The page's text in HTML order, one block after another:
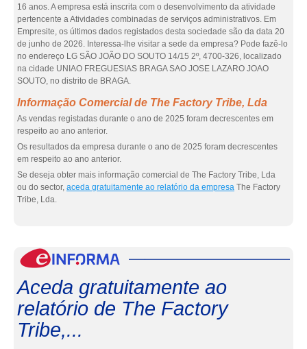
16 anos. A empresa está inscrita com o desenvolvimento da atividade
pertencente a Atividades combinadas de serviços administrativos. Em
Empresite, os últimos dados registados desta sociedade são da data 20
de junho de 2026. Interessa-lhe visitar a sede da empresa? Pode fazê-lo
no endereço LG SÃO JOÃO DO SOUTO 14/15 2º, 4700-326, localizado
na cidade UNIAO FREGUESIAS BRAGA SAO JOSE LAZARO JOAO
SOUTO, no distrito de BRAGA.
Informação Comercial de The Factory Tribe, Lda
As vendas registadas durante o ano de 2025 foram decrescentes em
respeito ao ano anterior.
Os resultados da empresa durante o ano de 2025 foram decrescentes
em respeito ao ano anterior.
Se deseja obter mais informação comercial de The Factory Tribe, Lda
ou do sector, aceda gratuitamente ao relatório da empresa The Factory
Tribe, Lda.
Aceda gratuitamente ao
relatório de The Factory
Tribe,...